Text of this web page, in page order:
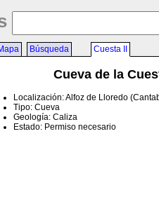
Búsqueda Cuesta II
Cueva de la
Localización: Alfoz de Lloredo
Tipo: Cueva
Geología: Caliza
Estado: Permiso necesario